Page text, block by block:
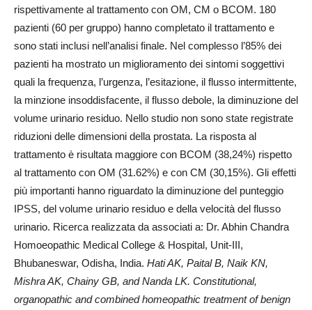
rispettivamente al trattamento con OM, CM o BCOM. 180
pazienti (60 per gruppo) hanno completato il trattamento e
sono stati inclusi nell’analisi finale. Nel complesso l’85% dei
pazienti ha mostrato un miglioramento dei sintomi soggettivi
quali la frequenza, l’urgenza, l’esitazione, il flusso intermittente,
la minzione insoddisfacente, il flusso debole, la diminuzione del
volume urinario residuo. Nello studio non sono state registrate
riduzioni delle dimensioni della prostata. La risposta al
trattamento è risultata maggiore con BCOM (38,24%) rispetto
al trattamento con OM (31.62%) e con CM (30,15%). Gli effetti
più importanti hanno riguardato la diminuzione del punteggio
IPSS, del volume urinario residuo e della velocità del flusso
urinario. Ricerca realizzata da associati a: Dr. Abhin Chandra
Homoeopathic Medical College & Hospital, Unit-III,
Bhubaneswar, Odisha, India. Hati AK, Paital B, Naik KN,
Mishra AK, Chainy GB, and Nanda LK. Constitutional,
organopathic and combined homeopathic treatment of benign